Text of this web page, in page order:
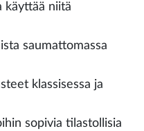
käyttää niitä
saumattomassa
klassisessa ja
sopivia tilastollisia